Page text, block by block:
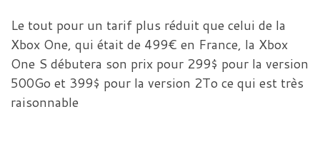
Le tout pour un tarif plus réduit que celui de la
Xbox One, qui était de 499€ en France, la Xbox
One S débutera son prix pour 299$ pour la version
500Go et 399$ pour la version 2To ce qui est très
raisonnable